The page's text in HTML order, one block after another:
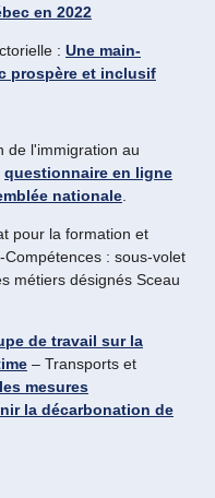
en 2022
: Une main-
prospère et inclusif
de l'immigration au
questionnaire en ligne
nationale
pour la formation et
Compétences : sous-volet
métiers désignés Sceau
de travail sur la
– Transports et
les mesures
la décarbonation de